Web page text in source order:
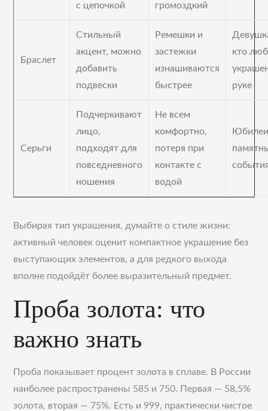
с цепочкой
громоздкий
Браслет
Стильный
акцент, можно
добавить
подвески
Ремешки и
застежки
изнашиваются
быстрее
кто
руке
Серьги
Подчеркивают
лицо,
подходят для
повседневного
ношения
Не всем
комфортно,
потеря при
контакте с
водой
Выбирая тип украшения, думайте о стиле жизни:
активный человек оценит компактное украшение без
выступающих элементов, а для редкого выхода
вполне подойдёт более выразительный предмет.
Проба золота: что
важно знать
Проба показывает процент золота в сплаве. В России
наиболее распространены 585 и 750. Первая — 58,5%
золота, вторая — 75%. Есть и 999, практически чистое